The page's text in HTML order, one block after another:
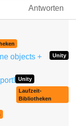
Antworten
objects +
Unity
Unity
Laufzeit-
Bibliotheken